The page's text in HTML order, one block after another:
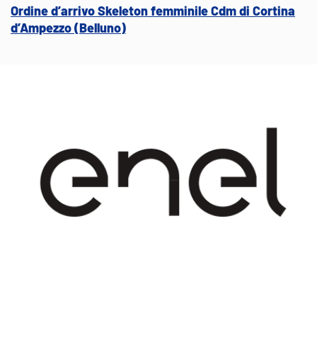
Ordine d’arrivo Skeleton femminile Cdm di Cortina
d’Ampezzo (Belluno)